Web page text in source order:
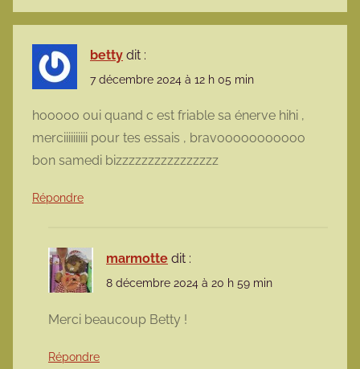
betty dit :
7 décembre 2024 à 12 h 05 min
hooooo oui quand c est friable sa énerve hihi ,
merciiiiiiiiii pour tes essais , bravooooooooooo
bon samedi bizzzzzzzzzzzzzzzz
Répondre
marmotte dit :
8 décembre 2024 à 20 h 59 min
Merci beaucoup Betty !
Répondre